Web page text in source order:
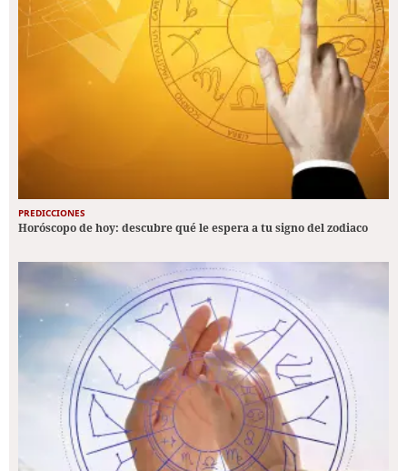
PREDICCIONES
Horóscopo de hoy: descubre qué le espera a tu signo del zodiaco